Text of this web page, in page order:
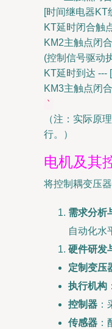
[时间继电器KT
KT延时闭合触
KM2主触点闭
(控制信号驱动
KT延时到达 ---
KM3主触点闭
`
（注：实际原
行。）
电机及其
将控制耦变压
需求分析
自动化水
硬件研发
定制变压
执行机构
控制器
传感器